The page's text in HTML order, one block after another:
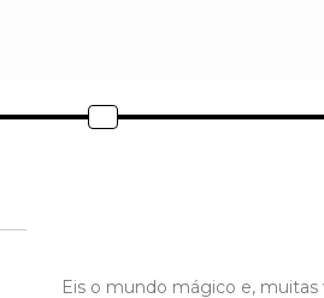
Eis o mundo mágico e, muitas